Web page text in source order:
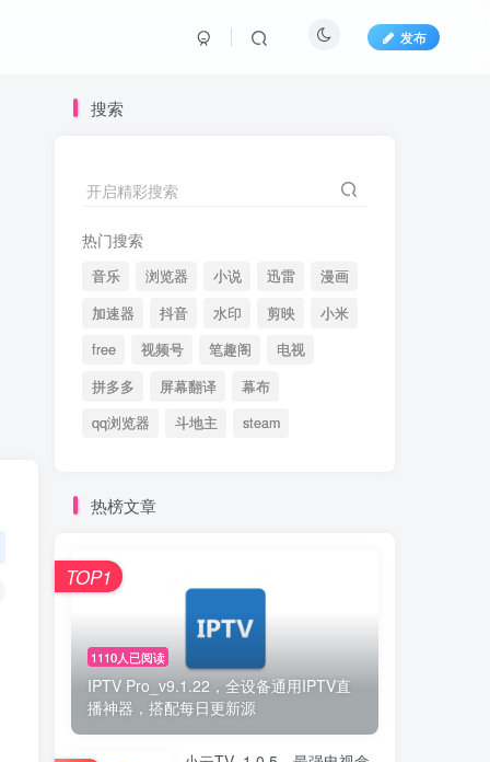
发布
搜索
开启精彩搜索
热门搜索
音乐 浏览器 小说 迅雷
漫画
加速器
抖音 水印 剪映
小米
free
视频号 笔趣阁
电视
拼多多
屏幕翻译
幕布
qq浏览器
斗地主 steam
热榜文章
1110人已阅读
IPTV Pro_v9.1.22，全设备通用IPTV直
播神器，搭配每日更新源
TOP1